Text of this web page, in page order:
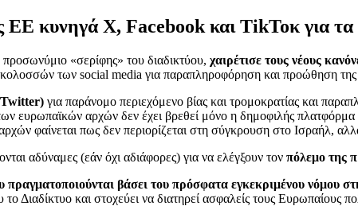
ΕΕ κυνηγά Χ, Facebook και TikΤοκ για
«σερίφης» του διαδικτύου, χαιρέτισε τους νέους
των social media για παραπληροφόρηση και προώθηση της
Twitter) για παράνομο περιεχόμενο βίας και τρομοκρατίας και
ευρωπαϊκών αρχών δεν έχει βρεθεί μόνο η δημοφιλής
φαίνεται πως δεν περιορίζεται στη σύγκρουση στο Ισραήλ,
αδύναμες (εάν όχι αδιάφορες) για να ελέγξουν τον πόλεμο της
πραγματοποιούνται βάσει του πρόσφατα εγκεκριμένου νόμου
το Διαδίκτυο και στοχεύει να διατηρεί ασφαλείς τους Ευρωπαίους